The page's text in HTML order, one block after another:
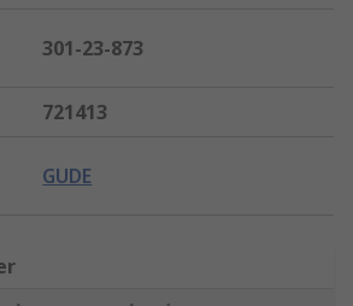
301-23-873
721413
GUDE